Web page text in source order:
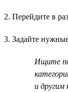
2. Перейдите в
3. Задайте
Ищите по
и другим